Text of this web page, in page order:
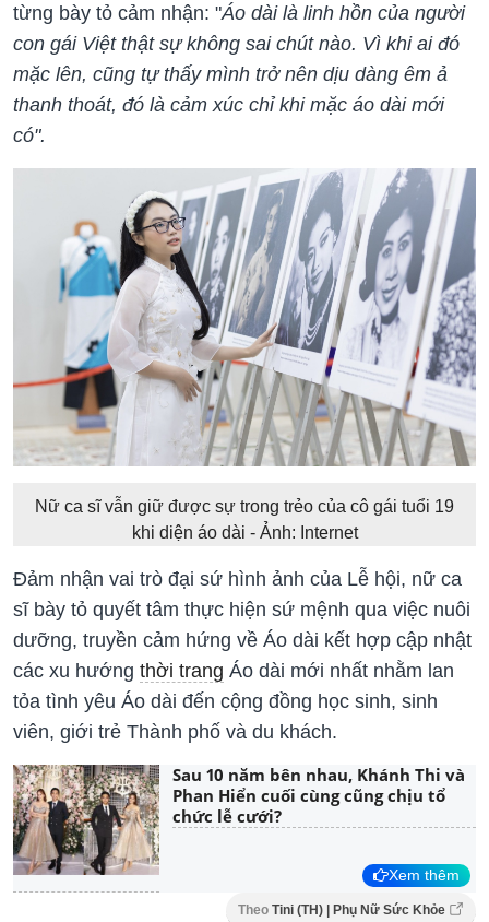
từng bày tỏ cảm nhận: "Áo dài là linh hồn của người
con gái Việt thật sự không sai chút nào. Vì khi ai đó
mặc lên, cũng tự thấy mình trở nên dịu dàng êm ả
thanh thoát, đó là cảm xúc chỉ khi mặc áo dài mới
có".
Nữ ca sĩ vẫn giữ được sự trong trẻo của cô gái tuổi 19
khi diện áo dài - Ảnh: Internet
Đảm nhận vai trò đại sứ hình ảnh của Lễ hội, nữ ca
sĩ bày tỏ quyết tâm thực hiện sứ mệnh qua việc nuôi
dưỡng, truyền cảm hứng về Áo dài kết hợp cập nhật
các xu hướng thời trang Áo dài mới nhất nhằm lan
tỏa tình yêu Áo dài đến cộng đồng học sinh, sinh
viên, giới trẻ Thành phố và du khách.
Sau 10 năm bên nhau, Khánh Thi và
Phan Hiển cuối cùng cũng chịu tổ
chức lễ cưới?
Xem thêm
Theo Tini (TH) | Phụ Nữ Sức Khỏe